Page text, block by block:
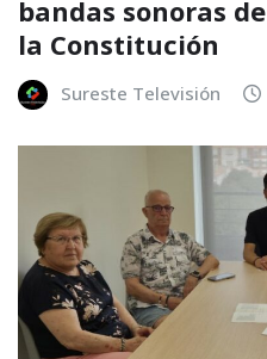
bandas sonoras
la Constitución
Sureste Televisión